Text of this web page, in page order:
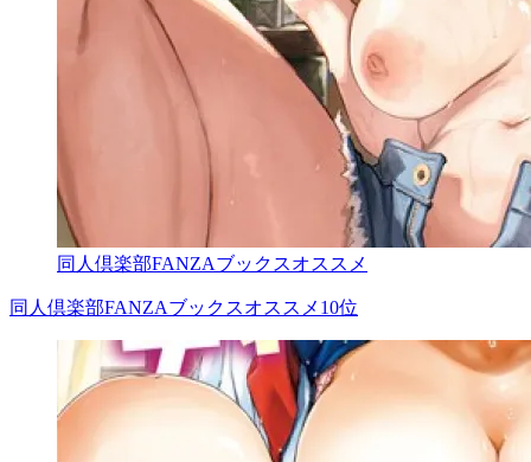
同人倶楽部FANZAブックスオススメ
同人倶楽部FANZAブックスオススメ10位